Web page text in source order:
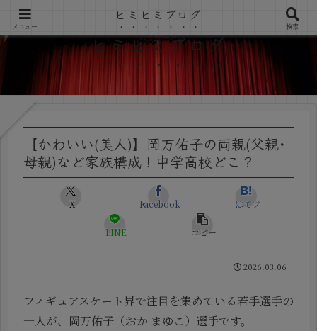
ヒミヒミブログ
【かわいい(美人)】岡万佑子の両親(父親･
母親)など家族構成！中学高校どこ？
X Facebook はてブ
LINE コピー
2026.03.06
フィギュアスケート界で注目を集めている若手選手の
一人が、岡万佑子（おか まゆこ）選手です。
メニュー
ヒミヒミブログ
検索